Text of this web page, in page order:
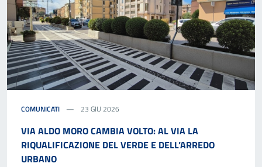
COMUNICATI 23 GIU 2026
VIA ALDO MORO CAMBIA VOLTO: AL VIA LA
RIQUALIFICAZIONE DEL VERDE E DELL’ARREDO
URBANO